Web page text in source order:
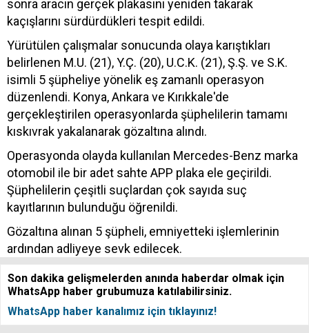
sonra aracın gerçek plakasını yeniden takarak
kaçışlarını sürdürdükleri tespit edildi.
Yürütülen çalışmalar sonucunda olaya karıştıkları
belirlenen M.U. (21), Y.Ç. (20), U.C.K. (21), Ş.Ş. ve S.K.
isimli 5 şüpheliye yönelik eş zamanlı operasyon
düzenlendi. Konya, Ankara ve Kırıkkale'de
gerçekleştirilen operasyonlarda şüphelilerin tamamı
kıskıvrak yakalanarak gözaltına alındı.
Operasyonda olayda kullanılan Mercedes-Benz marka
otomobil ile bir adet sahte APP plaka ele geçirildi.
Şüphelilerin çeşitli suçlardan çok sayıda suç
kayıtlarının bulunduğu öğrenildi.
Gözaltına alınan 5 şüpheli, emniyetteki işlemlerinin
ardından adliyeye sevk edilecek.
Son dakika gelişmelerden anında haberdar olmak için
WhatsApp haber grubumuza katılabilirsiniz.
WhatsApp haber kanalımız için tıklayınız!